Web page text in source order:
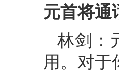
元首将通
林剑：
用。对于